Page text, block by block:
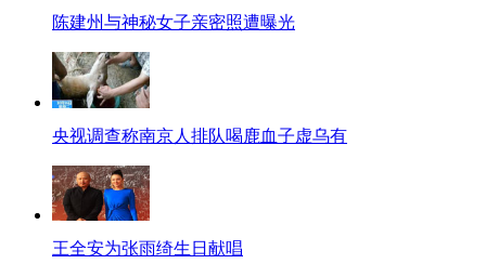
陈建州与神秘女子亲密照遭曝光
央视调查称南京人排队喝鹿血子虚乌有
王全安为张雨绮生日献唱